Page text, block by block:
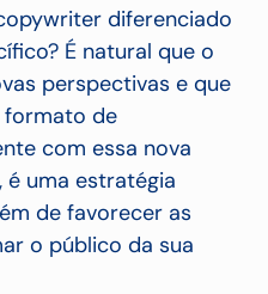
diferenciado
É natural que o
perspectivas e que
de
com essa nova
é uma estratégia
de favorecer as
o público da sua